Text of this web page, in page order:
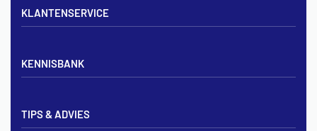
Vloerverwarming Tilburg
Aanmelden zakelijk
KLANTENSERVICE
Zakelijk aanmelden
Bezorgen & afhalen
Privacybeleid
KENNISBANK
Vloerverwarming en radiatoren
TIPS & ADVIES